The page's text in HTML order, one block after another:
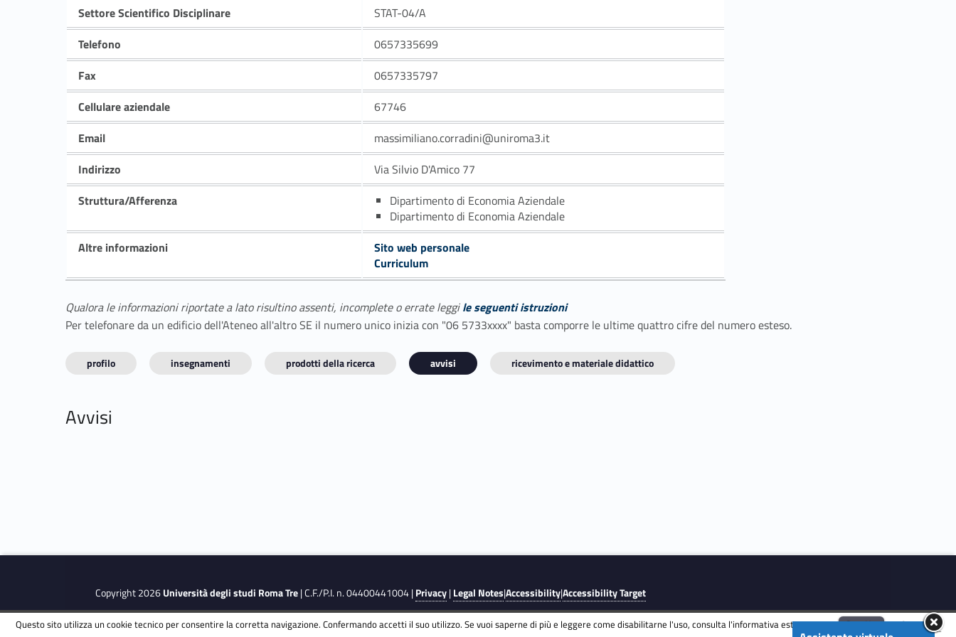
Settore Scientifico Disciplinare
STAT-04/A
Telefono
0657335699
Fax
0657335797
Cellulare aziendale
67746
Email
massimiliano.corradini@uniroma3.it
Indirizzo
Via Silvio D'Amico 77
Struttura/Afferenza
Dipartimento di Economia Aziendale
Dipartimento di Economia Aziendale
Altre informazioni
Sito web personale
Curriculum
Qualora le informazioni riportate a lato risultino assenti, incomplete o errate leggile seguenti istruzioni
Per telefonare da un edificio dell'Ateneo all'altro SE il numero unico inizia con "06 5733xxxx" basta comporre le ultime quattro cifre del numero esteso.
profilo insegnamenti prodotti della ricerca avvisi ricevimento e materiale didattico
Avvisi
Copyright 2026Università degli studi Roma Tre| C.F./P.I. n. 04400441004 |Privacy|Legal Notes|Accessibility|Accessibility Target
Questo sito utilizza un cookie tecnico per consentire la corretta navigazione. Confermando accetti il suo utilizzo. Se vuoi saperne di più e leggere come disabilitarne l'uso, consulta l'informativa estesa.ENG Accetta
Informativa